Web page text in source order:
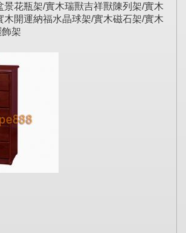
景花瓶架/實木瑞獸吉祥獸陳列架/實木
木開運納福水晶球架/實木磁石架/實木
架